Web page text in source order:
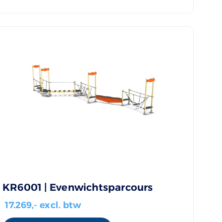
KR6001 | Evenwichtsparcours
17.269,- excl. btw